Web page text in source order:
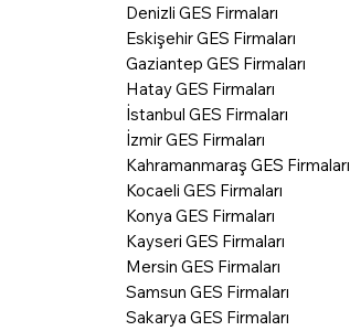
Denizli GES Firmaları
Eskişehir GES Firmaları
Gaziantep GES Firmaları
Hatay GES Firmaları
İstanbul GES Firmaları
İzmir GES Firmaları
Kahramanmaraş GES Firmaları
Kocaeli GES Firmaları
Konya GES Firmaları
Kayseri GES Firmaları
Mersin GES Firmaları
Samsun GES Firmaları
Sakarya GES Firmaları